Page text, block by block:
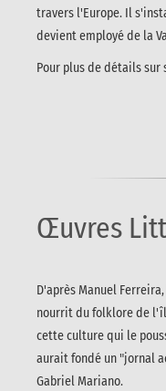
travers l'Europe. Il
devient employé de la
Pour plus de détails
Œuvres
D'après Manuel
nourrit du folklore de
cette culture qui le
aurait fondé un "jornal
Gabriel Mariano.